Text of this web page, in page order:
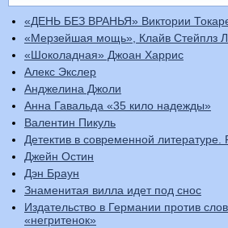
«ДЕНЬ БЕЗ ВРАНЬЯ» Виктории
«Мерзейшая мощь», Клайв Стейплз
«Шоколадная» Джоан Харрис
Алекс Экслер
Анджелина Джоли
Анна Гавальда «35 кило надежды»
Валентин Пикуль
Детектив в современной литературе.
Джейн Остин
Дэн Браун
Знаменитая вилла идет под снос
Издательство в Германии против
«негритенок»